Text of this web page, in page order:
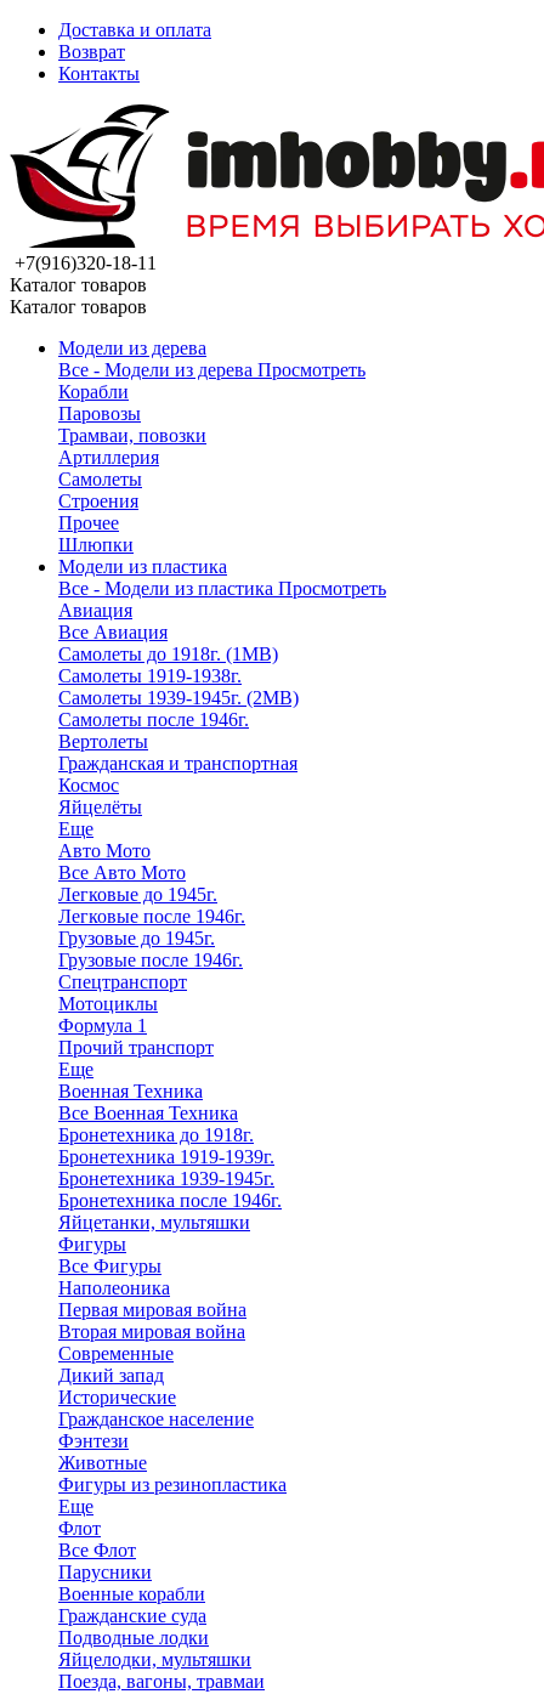
Доставка и оплата
Возврат
Контакты
+7(916)320-18-11
Каталог товаров
Каталог товаров
Модели из дерева
Все - Модели из дерева Просмотреть
Корабли
Паровозы
Трамваи, повозки
Артиллерия
Самолеты
Строения
Прочее
Шлюпки
Модели из пластика
Все - Модели из пластика Просмотреть
Авиация
Все Авиация
Самолеты до 1918г. (1МВ)
Самолеты 1919-1938г.
Самолеты 1939-1945г. (2МВ)
Самолеты после 1946г.
Вертолеты
Гражданская и транспортная
Космос
Яйцелёты
Еще
Авто Мото
Все Авто Мото
Легковые до 1945г.
Легковые после 1946г.
Грузовые до 1945г.
Грузовые после 1946г.
Спецтранспорт
Мотоциклы
Формула 1
Прочий транспорт
Еще
Военная Техника
Все Военная Техника
Бронетехника до 1918г.
Бронетехника 1919-1939г.
Бронетехника 1939-1945г.
Бронетехника после 1946г.
Яйцетанки, мультяшки
Фигуры
Все Фигуры
Наполеоника
Первая мировая война
Вторая мировая война
Современные
Дикий запад
Исторические
Гражданское население
Фэнтези
Животные
Фигуры из резинопластика
Еще
Флот
Все Флот
Парусники
Военные корабли
Гражданские суда
Подводные лодки
Яйцелодки, мультяшки
Поезда, вагоны, травмаи